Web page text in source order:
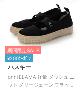
期間限定SALE
¥200ｸｰﾎﾟﾝ
ハスキー
onni ELAMA 軽量 メッシュ ニ
ット メリージェーン フラット